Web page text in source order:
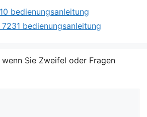
bedienungsanleitung
bedienungsanleitung
wenn Sie Zweifel oder Fragen